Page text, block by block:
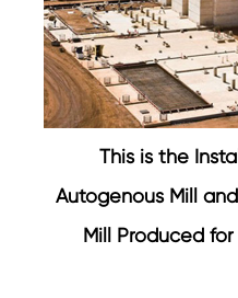
This is the
Autogenous Mill
Mill Produced